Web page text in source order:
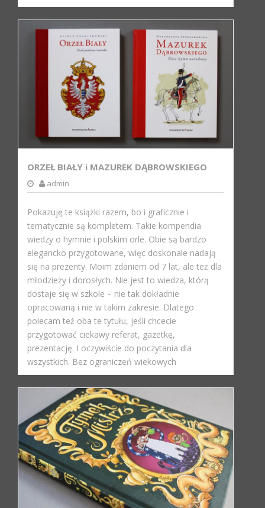
ORZEŁ BIAŁY i MAZUREK DĄBROWSKIEGO
admin
Pokazuję te książki razem, bo i graficznie i
tematycznie są kompletem. Takie kompendia
wiedzy o hymnie i polskim orle. Obie są bardzo
elegancko przygotowane, więc doskonale nadają
się na prezenty. Moim zdaniem od 7 lat, ale też dla
młodzieży i dorosłych. Nie jest to wiedza, którą
dostaje się w szkole – nie tak dokładnie
opracowaną i nie w takim zakresie. Dlatego
polecam też oba te tytułu, jeśli chcecie
przygotować ciekawy referat, gazetkę,
prezentację. I oczywiście do poczytania dla
wszystkich. Bez ograniczeń wiekowych